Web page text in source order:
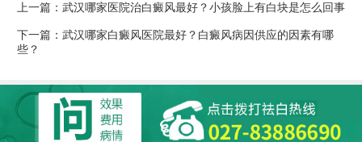
上一篇： 武汉哪家医院治白癜风最好？小孩脸上有白块是怎么回事
下一篇： 武汉哪家白癜风医院最好？白癜风病因供应的因素有哪
些？